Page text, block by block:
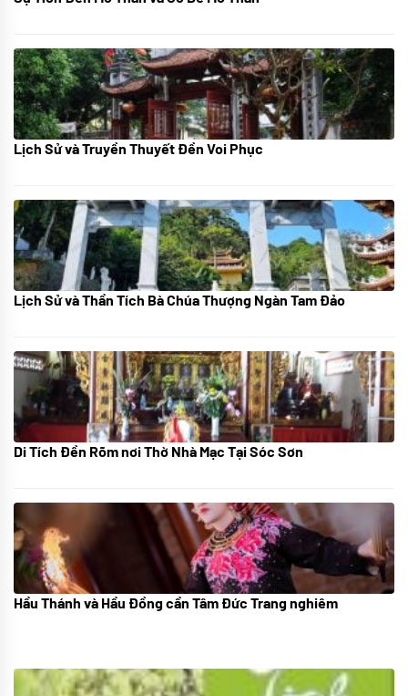
07/07/2024
Lịch Sử và Truyền Thuyết Đền Voi Phục
05/07/2024
Lịch Sử và Thần Tích Bà Chúa Thượng Ngàn Tam Đảo
05/07/2024
Di Tích Đền Rõm nơi Thờ Nhà Mạc Tại Sóc Sơn
05/07/2024
Hầu Thánh và Hầu Đồng cần Tâm Đức Trang nghiêm